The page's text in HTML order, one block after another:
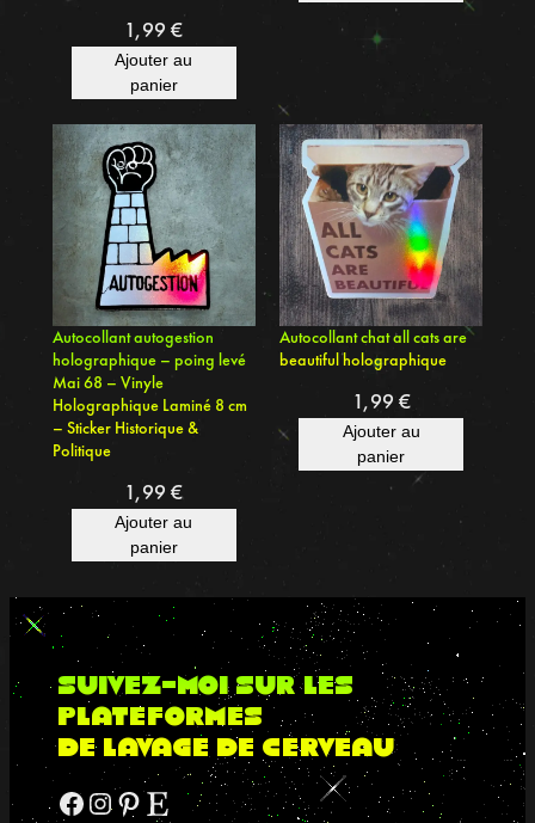
g
o
n
t
1,99€
Ajouter au
panier
Autocollant autogestion
holographique – poing levé
Mai 68 – Vinyle
Holographique Laminé 8 cm
– Sticker Historique &
Politique
1,99€
Ajouter au
panier
Autocollant chat all cats are
beautiful holographique
1,99 €
Ajouter au
panier
suivez-moi sur les
plateformes
de lavage de cerveau
Facebook Instagram Pinterest Etsy